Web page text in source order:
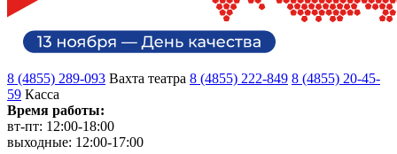
8 (4855) 289-093 Вахта театра 8 (4855) 222-849 8 (4855) 20-45-
59 Касса
Время работы:
вт-пт: 12:00-18:00
выходные: 12:00-17:00